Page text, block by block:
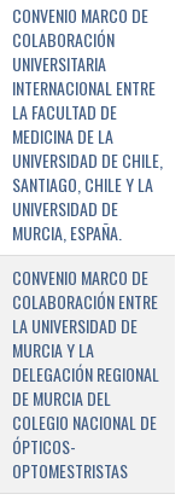
CONVENIO MARCO DE
COLABORACIÓN
UNIVERSITARIA
INTERNACIONAL ENTRE
LA FACULTAD DE
MEDICINA DE LA
UNIVERSIDAD DE CHILE,
SANTIAGO, CHILE Y LA
UNIVERSIDAD DE
MURCIA, ESPAÑA.
CONVENIO MARCO DE
COLABORACIÓN ENTRE
LA UNIVERSIDAD DE
MURCIA Y LA
DELEGACIÓN REGIONAL
DE MURCIA DEL
COLEGIO NACIONAL DE
ÓPTICOS-
OPTOMESTRISTAS